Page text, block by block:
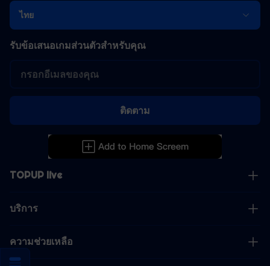
ไทย
TOPUP live
บริการ
ความช่วยเหลือ
รับข้อเสนอเกมส่วนตัวสำหรับคุณ
ติดตาม